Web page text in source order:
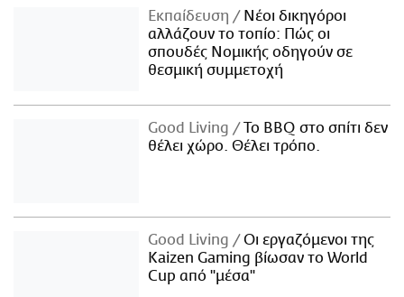
Εκπαίδευση
Νέοι δικηγόροι
αλλάζουν το τοπίο: Πώς οι
σπουδές Νομικής οδηγούν σε
θεσμική συμμετοχή
Good Living
Το BBQ στο σπίτι δεν
θέλει χώρο. Θέλει τρόπο.
Good Living
Οι εργαζόμενοι της
Kaizen Gaming βίωσαν το World
Cup από "μέσα"